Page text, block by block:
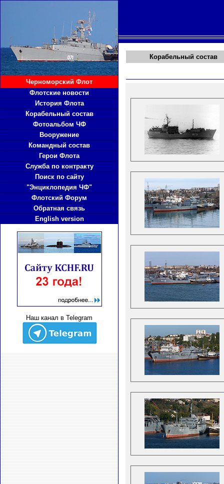
Черноморский Флот
Флотские новости
История Флота
Корабельный состав
Фотоальбом ЧФ
Вооружение
Командный состав
Герои Флота
Служба по контракту
Поиск по сайту
"Энциклопедия ЧФ"
Флотский Форум
Обратная связь
English version
Наш канал в Telegram
Корабельный состав